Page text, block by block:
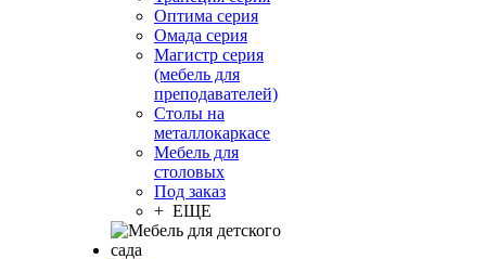
Оптима серия
Омада серия
Магистр серия
(мебель для
преподавателей)
Столы на
металлокаркасе
Мебель для
столовых
Под заказ
+ ЕЩЕ